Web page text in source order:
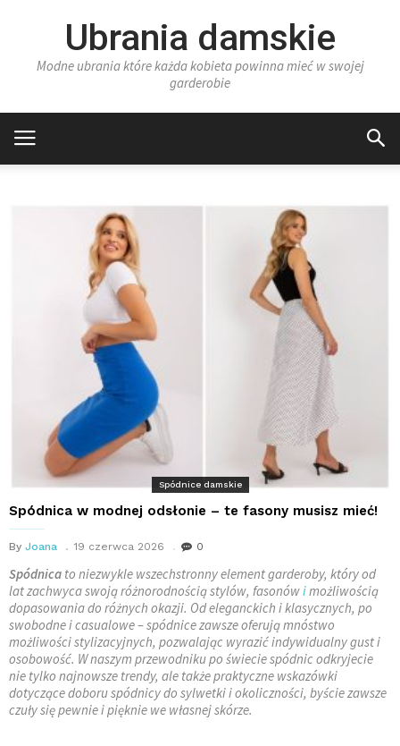
Ubrania damskie
Modne ubrania które każda kobieta powinna mieć w swojej
garderobie
Spódnice damskie
Spódnica w modnej odsłonie – te fasony musisz mieć!
By Joana 19 czerwca 2026 0
Spódnica to niezwykle wszechstronny element garderoby, który od
lat zachwyca swoją różnorodnością stylów, fasonówimożliwością
dopasowania do różnych okazji. Od eleganckich i klasycznych, po
swobodne i casualowe – spódnice zawsze oferują mnóstwo
możliwości stylizacyjnych, pozwalając wyrazić indywidualny gust i
osobowość. W naszym przewodniku po świecie spódnic odkryjecie
nie tylko najnowsze trendy, ale także praktyczne wskazówki
dotyczące doboru spódnicy do sylwetki i okoliczności, byście zawsze
czuły się pewnie i pięknie we własnej skórze.